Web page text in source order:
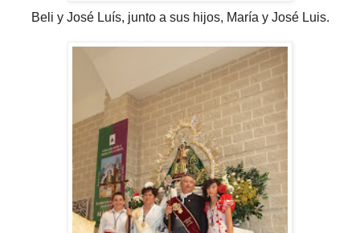
Beli y José Luís, junto a sus hijos, María y José Luis.